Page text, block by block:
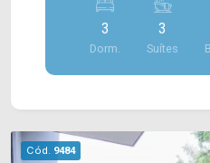
de jantar integradas,
com balcão em granito,
churrasqueira, piscina,
03 suítes, sendo 01 com
este condomínio está
3
Dorm.
3
Suítes
Cód. 9484